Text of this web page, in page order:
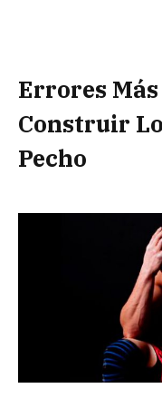
Errores
Construir
Pecho